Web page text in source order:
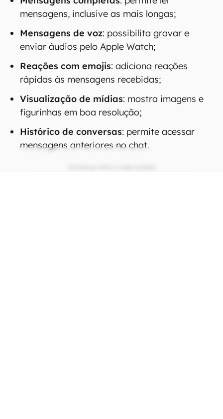
mensagens, inclusive as mais longas;
Mensagens de voz: possibilita gravar e
enviar áudios pelo Apple Watch;
Reações com emojis: adiciona reações
rápidas às mensagens recebidas;
Visualização de mídias: mostra imagens e
figurinhas em boa resolução;
Histórico de conversas: permite acessar
mensagens anteriores no chat.